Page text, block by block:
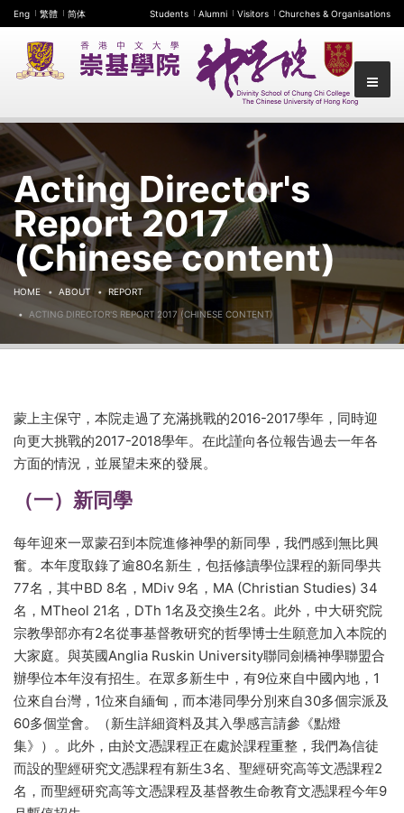
Eng 繁體 简体 Students Alumni Visitors Churches & Organisations
Acting Director's
Report 2017
(Chinese content)
HOME ABOUT REPORT
ACTING DIRECTOR'S REPORT 2017 (CHINESE CONTENT)
蒙上主保守，本院走過了充滿挑戰的2016-2017學年，同時迎
向更大挑戰的2017-2018學年。在此謹向各位報告過去一年各
方面的情況，並展望未來的發展。
（一）新同學
每年迎來一眾蒙召到本院進修神學的新同學，我們感到無比興
奮。本年度取錄了逾80名新生，包括修讀學位課程的新同學共
77名，其中BD 8名，MDiv 9名，MA (Christian Studies) 34
名，MTheol 21名，DTh 1名及交換生2名。此外，中大研究院
宗教學部亦有2名從事基督教研究的哲學博士生願意加入本院的
大家庭。與英國Anglia Ruskin University聯同劍橋神學聯盟合
辦學位本年沒有招生。在眾多新生中，有9位來自中國內地，1
位來自台灣，1位來自緬甸，而本港同學分別來自30多個宗派及
60多個堂會。（新生詳細資料及其入學感言請參《點燈
集》）。此外，由於文憑課程正在處於課程重整，我們為信徒
而設的聖經研究文憑課程有新生3名、聖經研究高等文憑課程2
名，而聖經研究高等文憑課程及基督教生命教育文憑課程今年9